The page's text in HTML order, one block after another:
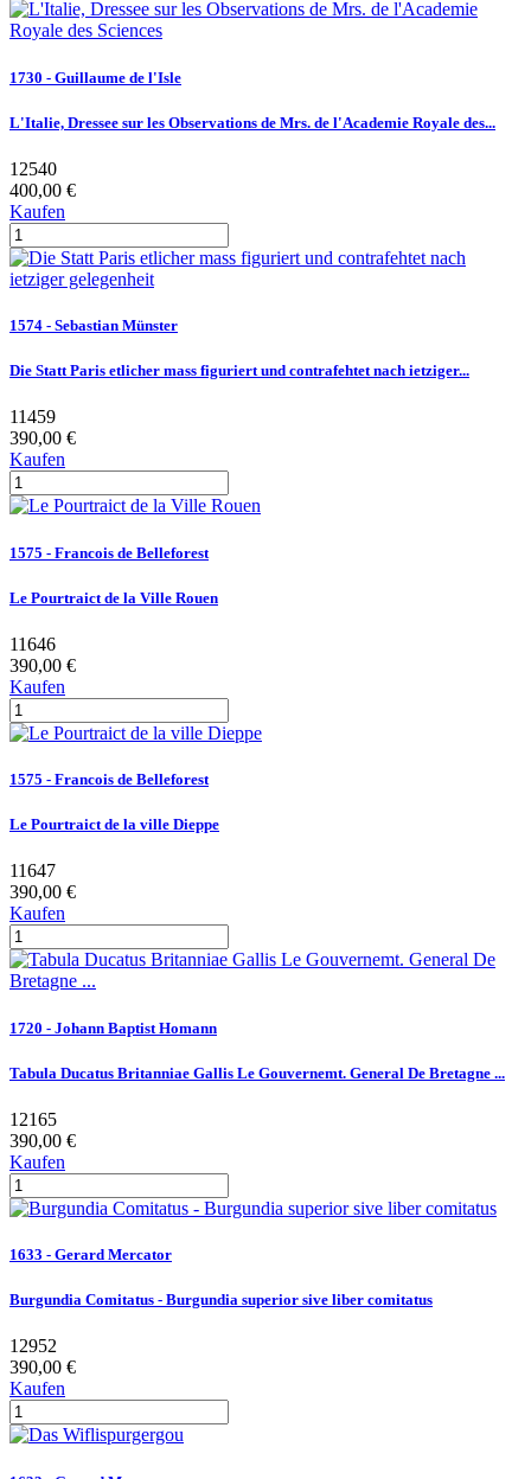
1730 - Guillaume de l'Isle
L'Italie, Dressee sur les Observations de Mrs. de l'Academie Royale des...
12540
400,00 €
Kaufen
1574 - Sebastian Münster
Die Statt Paris etlicher mass figuriert und contrafehtet nach ietziger...
11459
390,00 €
Kaufen
1575 - Francois de Belleforest
Le Pourtraict de la Ville Rouen
11646
390,00 €
Kaufen
1575 - Francois de Belleforest
Le Pourtraict de la ville Dieppe
11647
390,00 €
Kaufen
1720 - Johann Baptist Homann
Tabula Ducatus Britanniae Gallis Le Gouvernemt. General De Bretagne ...
12165
390,00 €
Kaufen
1633 - Gerard Mercator
Burgundia Comitatus - Burgundia superior sive liber comitatus
12952
390,00 €
Kaufen